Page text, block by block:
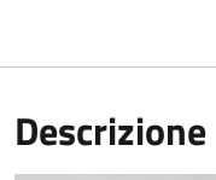
Descrizione